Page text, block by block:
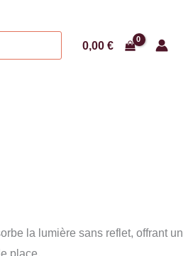
0,00 €
la lumière sans reflet, offrant un